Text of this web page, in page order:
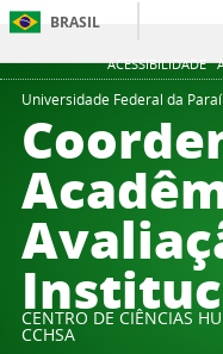
ACESSIBILIDADE
BRASIL
Universidade Federal da
CENTRO DE CIÊNCIAS
CCHSA